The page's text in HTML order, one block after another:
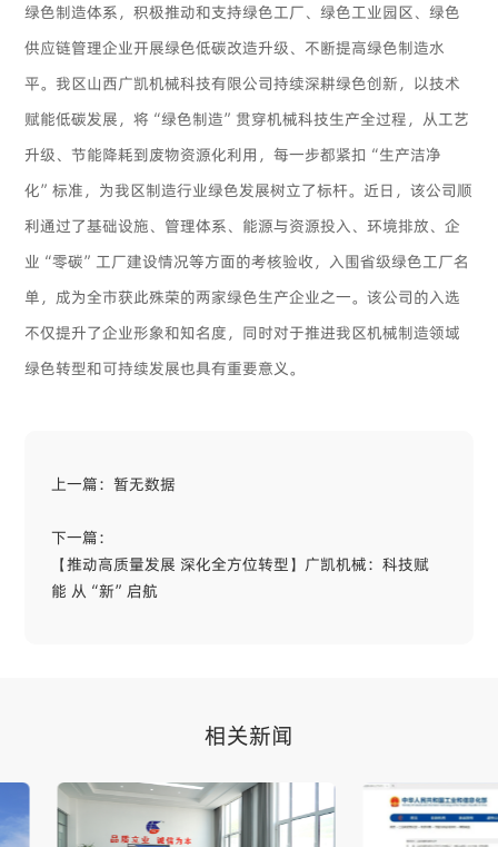
绿色制造体系，积极推动和支持绿色工厂、绿色工业园区、绿色
供应链管理企业开展绿色低碳改造升级、不断提高绿色制造水
平。我区山西广凯机械科技有限公司持续深耕绿色创新，以技术
赋能低碳发展，将“绿色制造”贯穿机械科技生产全过程，从工艺
升级、节能降耗到废物资源化利用，每一步都紧扣“生产洁净
化”标准，为我区制造行业绿色发展树立了标杆。近日，该公司顺
利通过了基础设施、管理体系、能源与资源投入、环境排放、企
业“零碳”工厂建设情况等方面的考核验收，入围省级绿色工厂名
单，成为全市获此殊荣的两家绿色生产企业之一。该公司的入选
不仅提升了企业形象和知名度，同时对于推进我区机械制造领域
绿色转型和可持续发展也具有重要意义。
上一篇：暂无数据
下一篇：
【推动高质量发展 深化全方位转型】广凯机械：科技赋
能 从“新”启航
相关新闻